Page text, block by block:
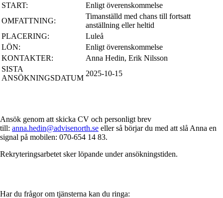
START:
Enligt överenskommelse
OMFATTNING:
Timanställd med chans till fortsatt
anställning eller heltid
PLACERING:
Luleå
LÖN:
Enligt överenskommelse
KONTAKTER:
Anna Hedin, Erik Nilsson
SISTA
ANSÖKNINGSDATUM
2025-10-15
Ansök genom att skicka CV och personligt brev
till: anna.hedin@advisenorth.se eller så börjar du med att slå Anna en
signal på mobilen: 070-654 14 83.
Rekryteringsarbetet sker löpande under ansökningstiden.
Har du frågor om tjänsterna kan du ringa: